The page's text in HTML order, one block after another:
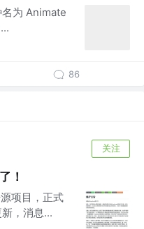
为 Animate
86
关注
！
项目，正式
，消息...